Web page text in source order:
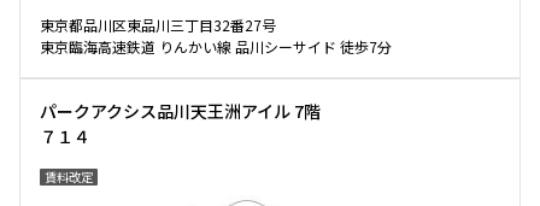
東京都品川区東品川三丁目32番27号
東京臨海高速鉄道 りんかい線 品川シーサイド 徒歩7分
パークアクシス品川天王洲アイル 7階
７１４
賃料改定